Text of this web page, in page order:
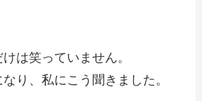
は笑っていません。
り、私にこう聞きました。